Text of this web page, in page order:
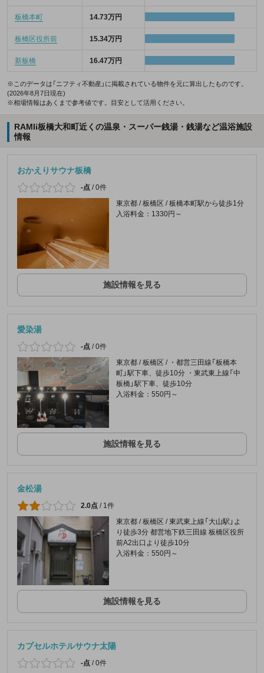
板橋本町 14.73万円
板橋区役所前 15.34万円
新板橋 16.47万円
※このデータは「ニフティ不動産」に掲載されている物件を元に算出したものです。
(2026年8月7日現在)
※相場情報はあくまで参考値です。目安として活用ください。
RAMIi板橋大和町近くの温泉・スーパー銭湯・銭湯など温浴施設
情報
おかえりサウナ板橋
-点 /0件
東京都 / 板橋区 / 板橋本町駅から徒歩1分
入浴料金：1330円～
施設情報を見る
愛染湯
-点 /0件
東京都 / 板橋区 / ・都営三田線「板橋本
町」駅下車、徒歩10分 ・東武東上線「中
板橋」駅下車、徒歩10分
入浴料金：550円～
施設情報を見る
金松湯
2.0点 / 1件
東京都 / 板橋区 / 東武東上線「大山駅」よ
り徒歩3分 都営地下鉄三田線 板橋区役所
前A2出口より徒歩10分
入浴料金：550円～
施設情報を見る
カプセルホテルサウナ太陽
-点 /0件